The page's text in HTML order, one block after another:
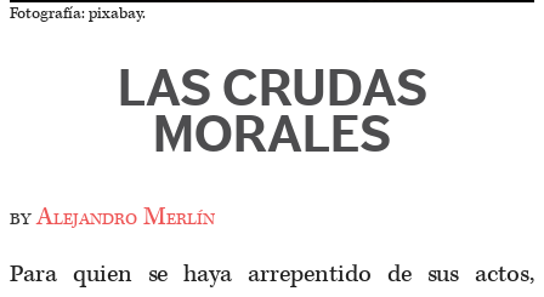
Fotografía: pixabay.
LAS CRUDAS
MORALES
byAlejandro Merlín
Para quien se haya arrepentido de sus actos,